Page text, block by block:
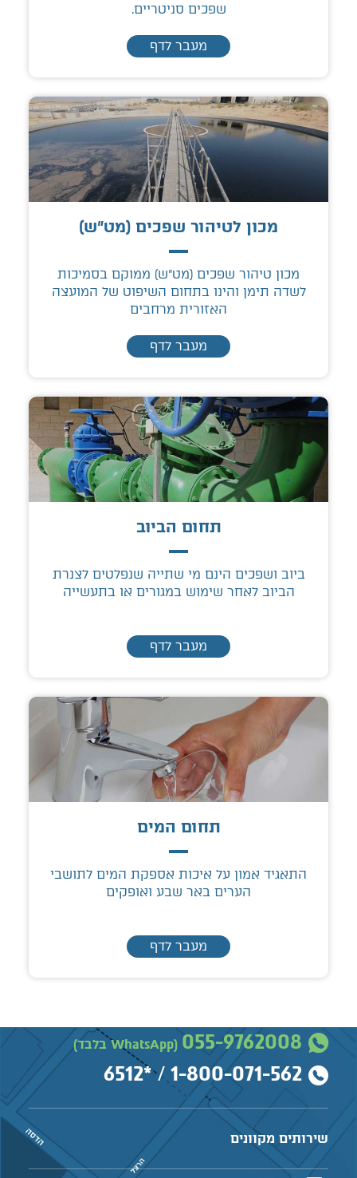
שפכים סניטריים.
מעבר לדף
מכון לטיהור שפכים (מט"ש)
מכון טיהור שפכים (מט"ש) ממוקם בסמיכות
לשדה תימן והינו בתחום השיפוט של המועצה
האזורית מרחבים
מעבר לדף
תחום הביוב
ביוב ושפכים הינם מי שתייה שנפלטים לצנרת
הביוב לאחר שימוש במגורים או בתעשייה
מעבר לדף
תחום המים
התאגיד אמון על איכות אספקת המים לתושבי
הערים באר שבע ואופקים
מעבר לדף
055-9762008 (WhatsApp בלבד)
1-800-071-562
/
*6512
שירותים מקוונים